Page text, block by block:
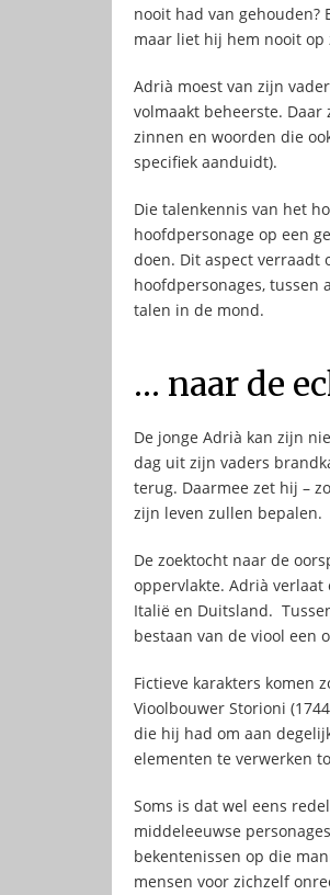
nooit had van gehouden?
maar liet hij hem nooit op
Adrià moest van zijn
volmaakt beheerste.
zinnen en woorden die
specifiek aanduidt).
Die talenkennis van het
hoofdpersonage op een
doen. Dit aspect verraadt
hoofdpersonages, tussen
talen in de mond.
… naar de
De jonge Adrià kan zijn
dag uit zijn vaders
terug. Daarmee zet hij –
zijn leven zullen bepalen.
De zoektocht naar de
oppervlakte. Adrià verlaat
Italië en Duitsland.
bestaan van de viool een
Fictieve karakters komen
Vioolbouwer Storioni
die hij had om aan
elementen te verwerken
Soms is dat wel eens
middeleeuwse
bekentenissen op die
mensen voor zichzelf